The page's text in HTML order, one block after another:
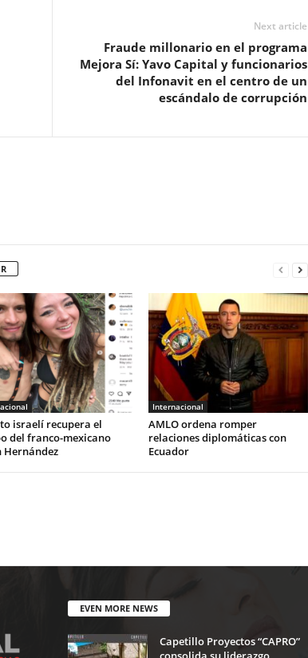
Next article
Fraude millonario en el programa
Mejora Sí: Yavo Capital y funcionarios
del Infonavit en el centro de un
escándalo de corrupción
israelí recupera el
del franco-mexicano
Hernández
Internacional
AMLO ordena romper
relaciones diplomáticas con
Ecuador
EVEN MORE NEWS
Capetillo Proyectos “CAPRO”